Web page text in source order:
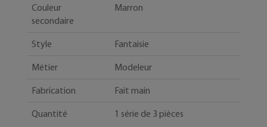
Couleur
secondaire
Marron
Style Fantaisie
Métier Modeleur
Fabrication Fait main
Quantité 1 série de 3 pièces